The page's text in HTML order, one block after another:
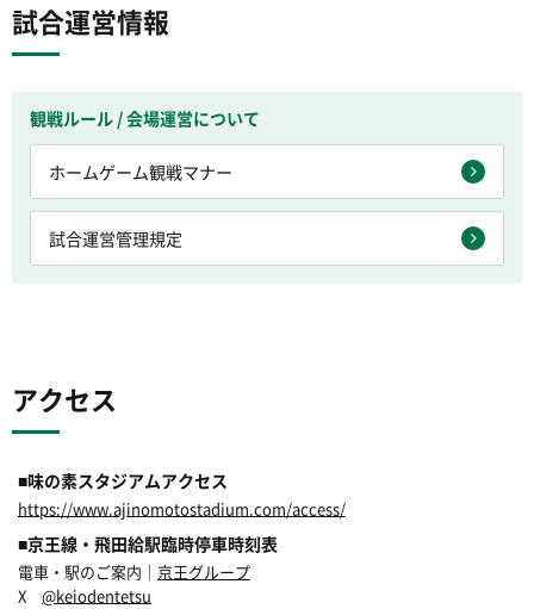
試合運営情報
観戦ルール / 会場運営について
ホームゲーム観戦マナー
試合運営管理規定
アクセス
■味の素スタジアムアクセス
https://www.ajinomotostadium.com/access/
■京王線・飛田給駅臨時停車時刻表
電車・駅のご案内｜ 京王グループ
X @keiodentetsu